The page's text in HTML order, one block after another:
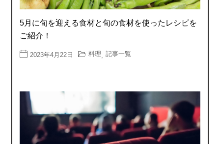
5月に旬を迎える食材と旬の食材を使ったレシピを
ご紹介！
2023年4月22日 料理 記事一覧